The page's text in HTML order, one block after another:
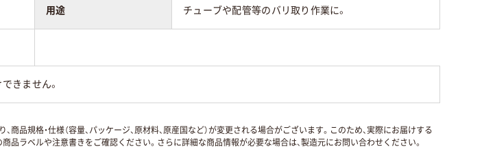
用途 チューブや配管等のバリ取り作業に。
きません。
規格・仕様（容量、パッケージ、原材料、原産国など）が変更される場合がございます。このため、実際にお届けする
ラベルや注意書きをご確認ください。さらに詳細な商品情報が必要な場合は、製造元にお問い合わせください。